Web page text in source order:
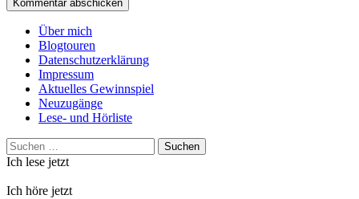
Über mich
Blogtouren
Datenschutzerklärung
Impressum
Aktuelles Gewinnspiel
Neuzugänge
Lese- und Hörliste
Suchen
nach:
Ich lese jetzt
Ich höre jetzt